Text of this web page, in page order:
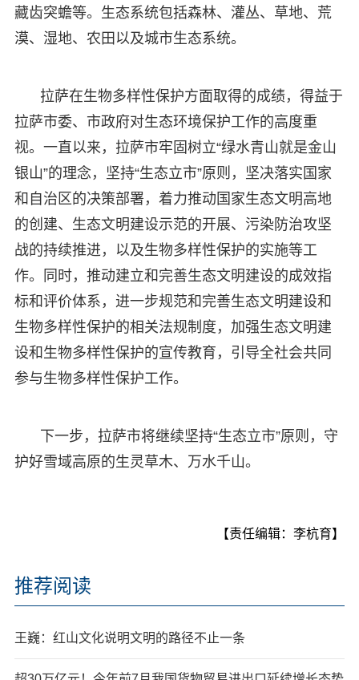
藏齿突蟾等。生态系统包括森林、灌丛、草地、荒
漠、湿地、农田以及城市生态系统。
拉萨在生物多样性保护方面取得的成绩，得益于
拉萨市委、市政府对生态环境保护工作的高度重
视。一直以来，拉萨市牢固树立“绿水青山就是金山
银山”的理念，坚持“生态立市”原则，坚决落实国家
和自治区的决策部署，着力推动国家生态文明高地
的创建、生态文明建设示范的开展、污染防治攻坚
战的持续推进，以及生物多样性保护的实施等工
作。同时，推动建立和完善生态文明建设的成效指
标和评价体系，进一步规范和完善生态文明建设和
生物多样性保护的相关法规制度，加强生态文明建
设和生物多样性保护的宣传教育，引导全社会共同
参与生物多样性保护工作。
下一步，拉萨市将继续坚持“生态立市”原则，守
护好雪域高原的生灵草木、万水千山。
【责任编辑：李杭育】
推荐阅读
王巍：红山文化说明文明的路径不止一条